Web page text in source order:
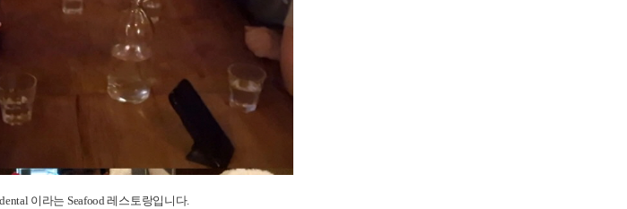
이라는 Seafood 레스토랑입니다.